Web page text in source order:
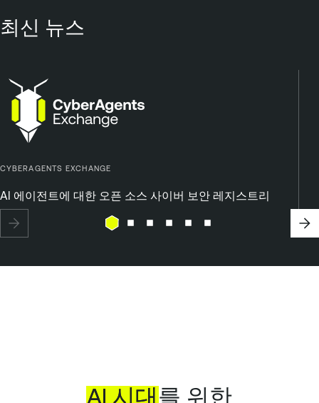
최신 뉴스
CYBERAGENTS EXCHANGE
AI 에이전트에 대한 오픈 소스 사이버 보안 레지스트리
AI 시대를 위한